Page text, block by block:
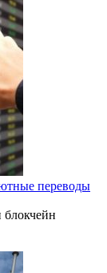
переводы
блокчейн